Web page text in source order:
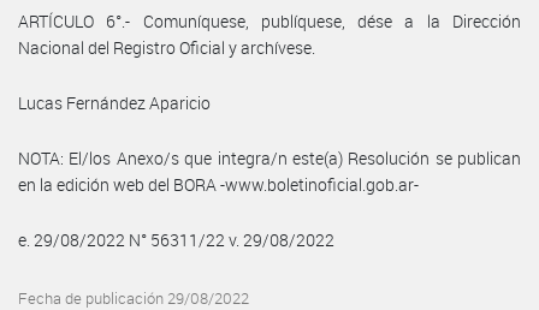
ARTÍCULO 6°.- Comuníquese, publíquese, dése a la Dirección
Nacional del Registro Oficial y archívese.
Lucas Fernández Aparicio
NOTA: El/los Anexo/s que integra/n este(a) Resolución se publican
en la edición web del BORA -www.boletinoficial.gob.ar-
e. 29/08/2022 N° 56311/22 v. 29/08/2022
Fecha de publicación 29/08/2022